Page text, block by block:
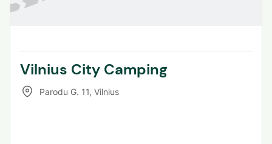
Vilnius City Camping
Parodu G. 11, Vilnius